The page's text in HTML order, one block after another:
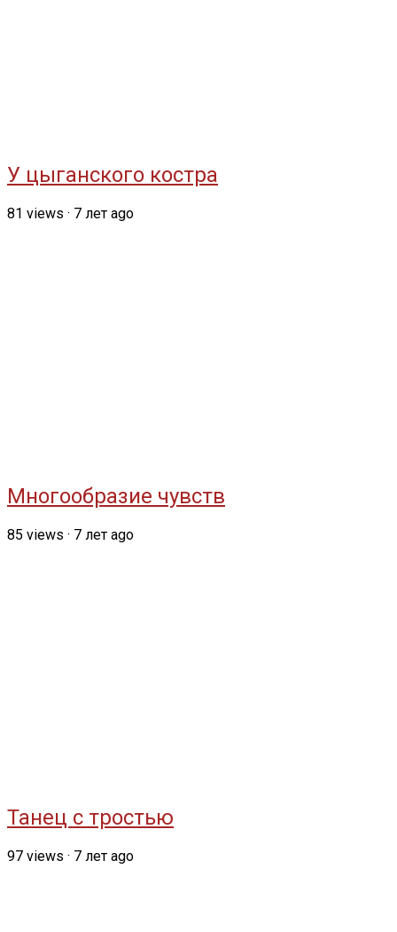
У цыганского костра
81 views · 7 лет ago
Многообразие чувств
85 views · 7 лет ago
Танец с тростью
97 views · 7 лет ago